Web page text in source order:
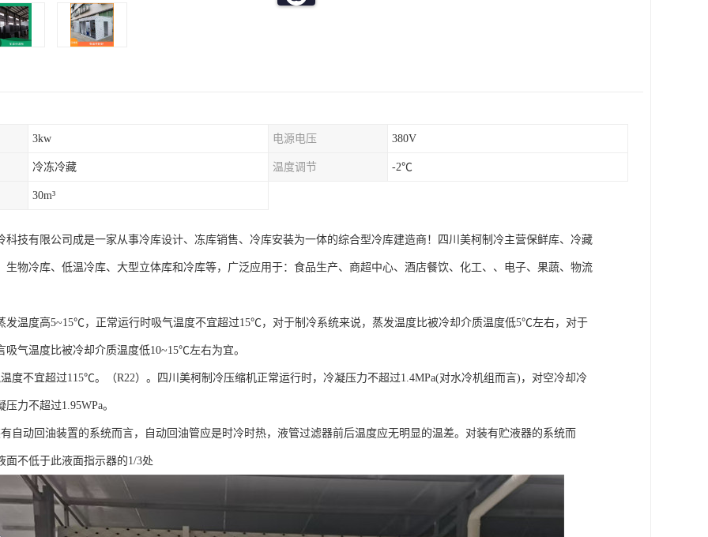
3kw 电源电压 380V
冷冻冷藏 温度调节 -2℃
30m³
科技有限公司成是一家从事冷库设计、冻库销售、冷库安装为一体的综合型冷库建造商！四川美柯制冷主营保鲜库、冷藏
生物冷库、低温冷库、大型立体库和冷库等，广泛应用于：食品生产、商超中心、酒店餐饮、化工、、电子、果蔬、物流
发温度高5~15℃，正常运行时吸气温度不宜超过15℃，对于制冷系统来说，蒸发温度比被冷却介质温度低5℃左右，对于
吸气温度比被冷却介质温度低10~15℃左右为宜。
不宜超过115℃。（R22）。四川美柯制冷压缩机正常运行时，冷凝压力不超过1.4MPa(对水冷机组而言)，对空冷却冷
力不超过1.95WPa。
动回油装置的系统而言，自动回油管应是时冷时热，液管过滤器前后温度应无明显的温差。对装有贮液器的系统而
面不低于此液面指示器的1/3处